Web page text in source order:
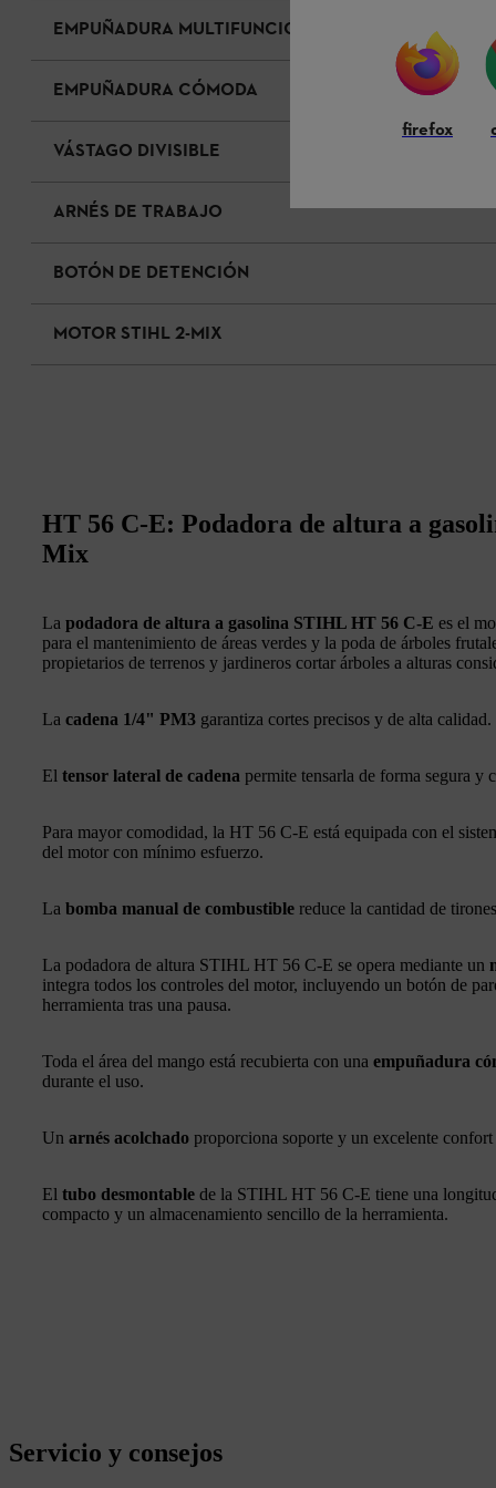
EMPUÑADURA MULTIFUNCIÓN CON UNA SOLA
EMPUÑADURA CÓMODA
VÁSTAGO DIVISIBLE
ARNÉS DE TRABAJO
BOTÓN DE DETENCIÓN
MOTOR STIHL 2-MIX
HT 56 C-E: Podadora de altura a
Mix
La podadora de altura a gasolina STIHL HT 56 C-E es el
para el mantenimiento de áreas verdes y la poda de árboles
propietarios de terrenos y jardineros cortar árboles a alturas
La cadena 1/4" PM3 garantiza cortes precisos y de alta calidad.
El tensor lateral de cadena permite tensarla de forma segura y
Para mayor comodidad, la HT 56 C-E está equipada con el
del motor con mínimo esfuerzo.
La bomba manual de combustible reduce la cantidad de
La podadora de altura STIHL HT 56 C-E se opera mediante un
integra todos los controles del motor, incluyendo un botón de
herramienta tras una pausa.
Toda el área del mango está recubierta con una empuñadura
durante el uso.
Un arnés acolchado proporciona soporte y un excelente confort
El tubo desmontable de la STIHL HT 56 C-E tiene una
compacto y un almacenamiento sencillo de la herramienta.
Servicio y consejos
firefox